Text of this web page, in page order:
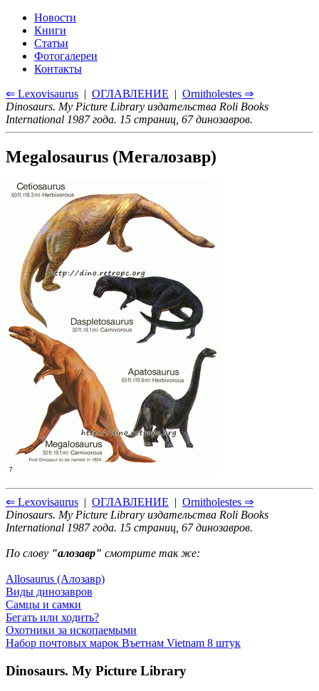
Новости
Книги
Статьи
Фотогалереи
Контакты
⇐ Lexovisaurus | ОГЛАВЛЕНИЕ | Ornitholestes ⇒
Dinosaurs. My Picture Library издательства Roli Books
International 1987 года. 15 страниц, 67 динозавров.
Megalosaurus (Мегалозавр)
⇐ Lexovisaurus | ОГЛАВЛЕНИЕ | Ornitholestes ⇒
Dinosaurs. My Picture Library издательства Roli Books
International 1987 года. 15 страниц, 67 динозавров.
По слову "алозавр" смотрите так же:
Allosaurus (Алозавр)
Виды динозавров
Самцы и самки
Бегать или ходить?
Охотники за ископаемыми
Набор почтовых марок Въетнам Vietnam 8 штук
Dinosaurs. My Picture Library